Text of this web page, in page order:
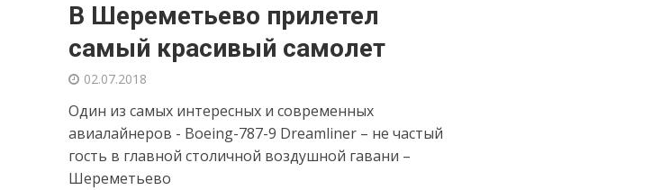
В Шереметьево прилетел
самый красивый самолет
02.07.2018
Один из самых интересных и современных
авиалайнеров - Boeing-787-9 Dreamliner – не частый
гость в главной столичной воздушной гавани –
Шереметьево